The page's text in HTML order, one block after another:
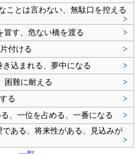
ことは言わない、無駄口を控える
>
冒す、危ない橋を渡る
>
付ける
>
き込まれる、夢中になる
>
困難に耐える
>
る
>
、一位を占める、一番になる
>
である、将来性がある、見込みが
>